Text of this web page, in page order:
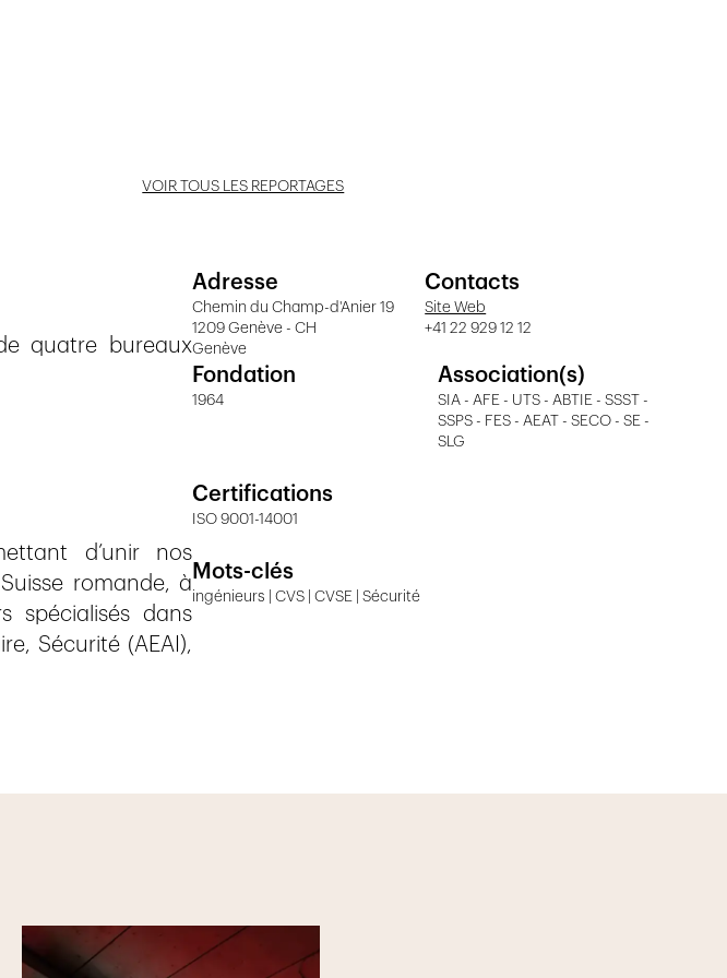
VOIR TOUS LES REPORTAGES
quatre bureaux
d’unir nos
romande, à
spécialisés dans
Sécurité (AEAI),
des prestations
Adresse
Chemin du Champ-d'Anier 19
1209 Genève - CH
Genève
Contacts
Site Web
+41 22 929 12 12
Fondation
1964
Association(s)
SIA - AFE - UTS - ABTIE - SSST -
SSPS - FES - AEAT - SECO - SE -
SLG
Certifications
ISO 9001-14001
Mots-clés
ingénieurs | CVS | CVSE | Sécurité